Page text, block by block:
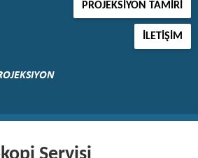
PROJEKSIYON TAMIRI
İLETIŞIM